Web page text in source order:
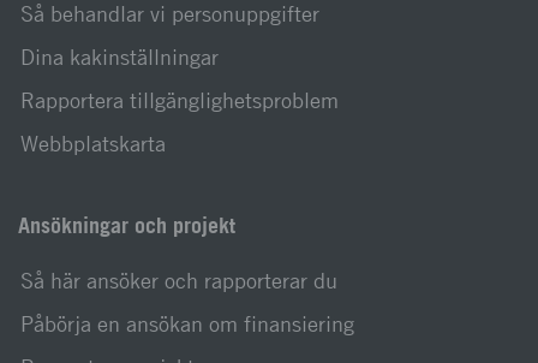
Så behandlar vi personuppgifter
Dina kakinställningar
Rapportera tillgänglighetsproblem
Webbplatskarta
Ansökningar och projekt
Så här ansöker och rapporterar du
Påbörja en ansökan om finansiering